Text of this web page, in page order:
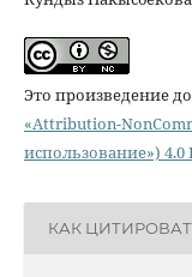
Это произведение
«Attribution-
использование»)
КАК